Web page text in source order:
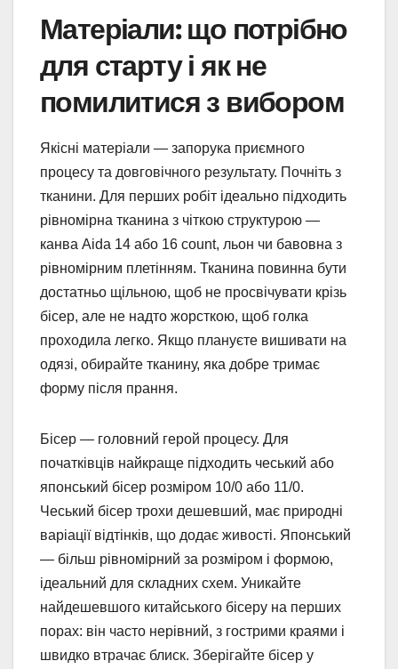
Матеріали: що потрібно
для старту і як не
помилитися з вибором
Якісні матеріали — запорука приємного
процесу та довговічного результату. Почніть з
тканини. Для перших робіт ідеально підходить
рівномірна тканина з чіткою структурою —
канва Aida 14 або 16 count, льон чи бавовна з
рівномірним плетінням. Тканина повинна бути
достатньо щільною, щоб не просвічувати крізь
бісер, але не надто жорсткою, щоб голка
проходила легко. Якщо плануєте вишивати на
одязі, обирайте тканину, яка добре тримає
форму після прання.
Бісер — головний герой процесу. Для
початківців найкраще підходить чеський або
японський бісер розміром 10/0 або 11/0.
Чеський бісер трохи дешевший, має природні
варіації відтінків, що додає живості. Японський
— більш рівномірний за розміром і формою,
ідеальний для складних схем. Уникайте
найдешевшого китайського бісеру на перших
порах: він часто нерівний, з гострими краями і
швидко втрачає блиск. Зберігайте бісер у